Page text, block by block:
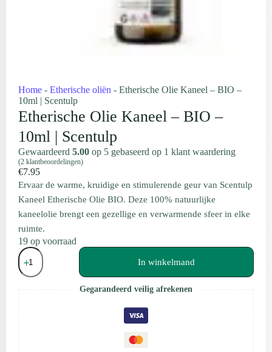
Home - Etherische oliën - Etherische Olie Kaneel – BIO –
10ml | Scentulp
Etherische Olie Kaneel – BIO –
10ml | Scentulp
Gewaardeerd 5.00 op 5 gebaseerd op 1 klant waardering
(2 klantbeoordelingen)
€7.95
Ervaar de warme, kruidige en stimulerende geur van Scentulp
Kaneel Etherische Olie BIO. Deze 100% natuurlijke
kaneelolie brengt een gezellige en verwarmende sfeer in elke
ruimte.
19 op voorraad
Etherische
Olie
Kaneel
BIO
–
10ml
|
Scentulp
aantal
In winkelmand
Gegarandeerd veilig afrekenen